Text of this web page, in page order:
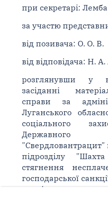
при секретарі:
за участю
від позивача: О. О. В.
від відповідача: Н. А.
розглянувши у
засіданні
справи за
Луганського
соціального
Державного
"Свердловантрацит"
підрозділу
стягнення
господарської
терміну сплати